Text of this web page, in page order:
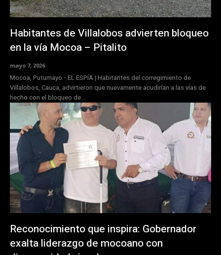
Habitantes de Villalobos advierten bloqueo
en la vía Mocoa – Pitalito
mayo 7, 2026
Mocoa, Putumayo - EL ESPÍA | Habitantes del corregimiento de
Villalobos, Cauca, advirtieron que nuevamente acudirían a las vías de
hecho con el bloqueo de...
Reconocimiento que inspira: Gobernador
exalta liderazgo de mocoano con